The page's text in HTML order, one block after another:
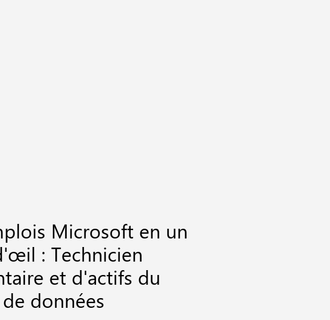
Microsoft en un
: Technicien
et d'actifs du
données